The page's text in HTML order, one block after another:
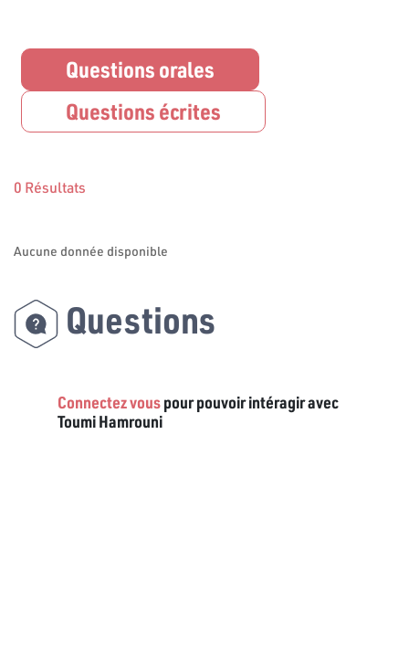
Questions orales
Questions écrites
0 Résultats
Aucune donnée disponible
Questions
Connectez vouspour pouvoir intéragir avec
Toumi Hamrouni